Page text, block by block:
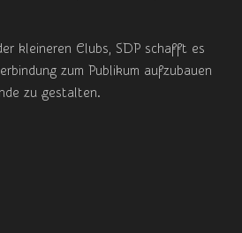
kleineren Clubs, SDP schafft es
zum Publikum aufzubauen
zu gestalten.